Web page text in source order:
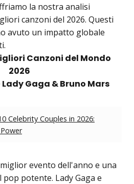
la nostra analisi
canzoni del 2026. Questi
avuto un impatto globale
Canzoni del Mondo
2026
Lady Gaga & Bruno Mars
Celebrity Couples in 2026:
miglior evento dell'anno e una
potente. Lady Gaga e